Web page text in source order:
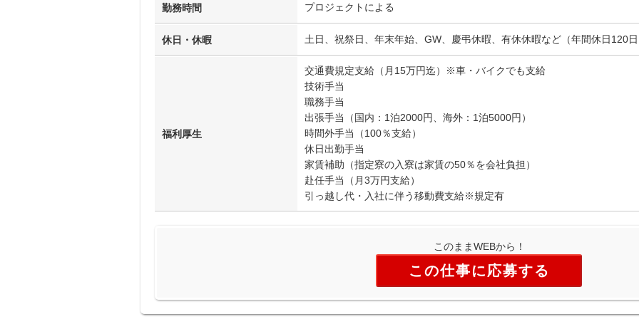
勤務時間 プロジェクトによる
休日・休暇 土日、祝祭日、年末年始、GW、慶弔休暇、有休休暇など（年間休日120
福利厚生
交通費規定支給（月15万円迄）※車・バイクでも支給
技術手当
職務手当
出張手当（国内：1泊2000円、海外：1泊5000円）
時間外手当（100％支給）
休日出勤手当
家賃補助（指定寮の入寮は家賃の50％を会社負担）
赴任手当（月3万円支給）
引っ越し代・入社に伴う移動費支給※規定有
このままWEBから！
この仕事に応募する